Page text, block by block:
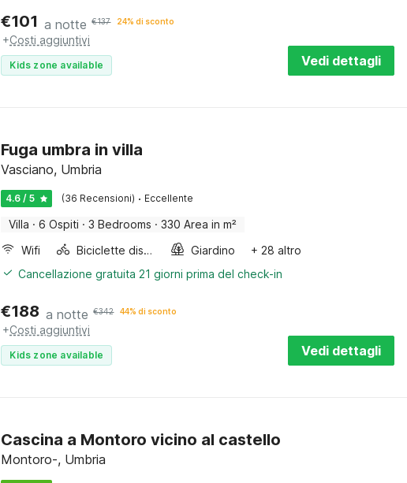
€101 a notte €137 24% di sconto
+Costi aggiuntivi
Kids zone available Vedi dettagli
Fuga umbra in villa
Vasciano, Umbria
4.6 / 5 (36 Recensioni) · Eccellente
Villa · 6 Ospiti · 3 Bedrooms · 330 Area in m²
Wifi
Biciclette disponibili Giardino
+ 28 altro
Cancellazione gratuita 21 giorni prima del check-in
€188 a notte €342 44% di sconto
+Costi aggiuntivi
Kids zone available Vedi dettagli
Cascina a Montoro vicino al castello
Montoro-, Umbria